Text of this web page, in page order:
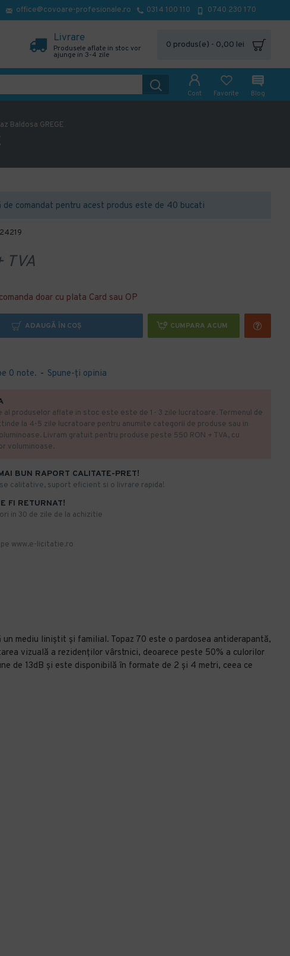
office@covoare-profesionale.ro 0314 100 110 0740 230 170
Livrare
Produsele aflate in stoc vor
ajunge in 3-4 zile
0 produs(e) - 0,00 lei
Cont Favorite Blog
Baldosa GREGE
0 note. - Spune-ţi opinia
TVA
doar cu plata Card sau OP
ADAUGĂ ÎN COŞ CUMPARA ACUM
comandat pentru acest produs este de 40 bucati
BUN RAPORT CALITATE-PRET!
calitative, suport eficient si o livrare rapida!
FI RETURNAT!
in 30 de zile de la achizitie
www.e-licitatie.ro
al produselor aflate in stoc este este de 1- 3 zile lucratoare. Termenul de
la 4-5 zile lucratoare pentru anumite categorii de produse sau in
Livram gratuit pentru produse peste 550 RON + TVA, cu
voluminoase.
mediu liniștit și familial. Topaz 70 este o pardosea antiderapantă,
vizuală a rezidenților vârstnici, deoarece peste 50% a culorilor
de 13dB și este disponibilă în formate de 2 și 4 metri, ceea ce